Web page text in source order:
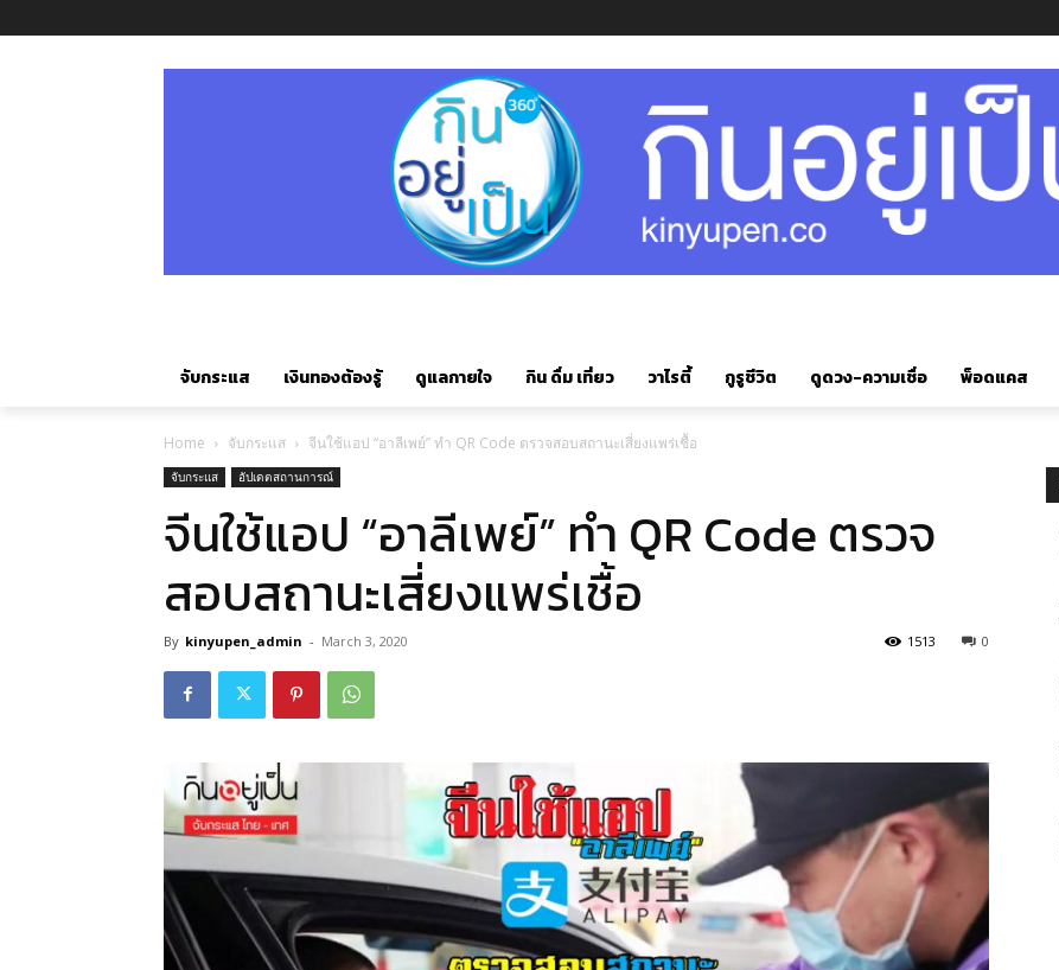
จับกระแส เงินทองต้องรู้ ดูแลกายใจ กิน ดื่ม เที่ยว วาไรตี้ กูรูชีวิต ดูดวง-ความเชื่อ พ็อดแคส
Home จับกระแส จีนใช้แอป “อาลีเพย์” ทำ QR Code ตรวจสอบสถานะเสี่ยงแพร่เชื้อ
จับกระแส อัปเดตสถานการณ์
จีนใช้แอป “อาลีเพย์” ทำ QR Code ตรวจ
สอบสถานะเสี่ยงแพร่เชื้อ
By kinyupen_admin - March 3, 2020 0
1513